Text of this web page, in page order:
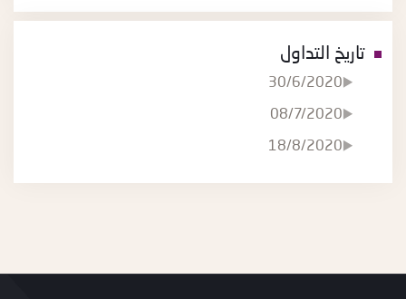
تاريخ التداول
30/6/2020
08/7/2020
18/8/2020